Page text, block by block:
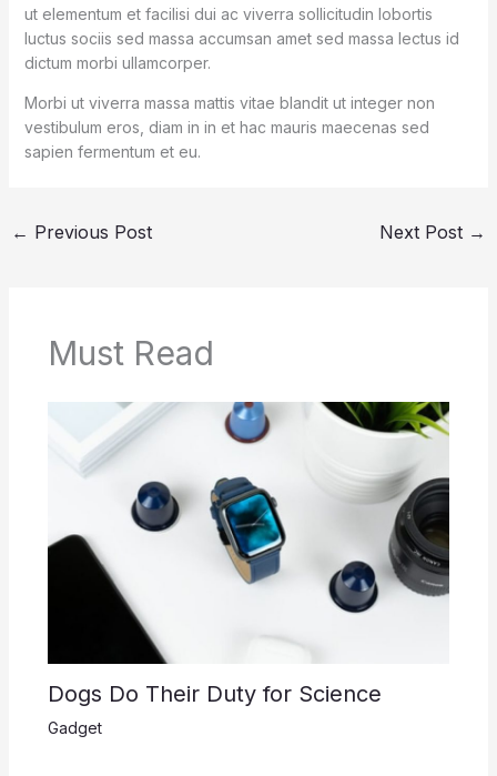
ut elementum et facilisi dui ac viverra sollicitudin lobortis
luctus sociis sed massa accumsan amet sed massa lectus id
dictum morbi ullamcorper.
Morbi ut viverra massa mattis vitae blandit ut integer non
vestibulum eros, diam in in et hac mauris maecenas sed
sapien fermentum et eu.
← Previous Post Next Post →
Must Read
Dogs Do Their Duty for Science
Gadget